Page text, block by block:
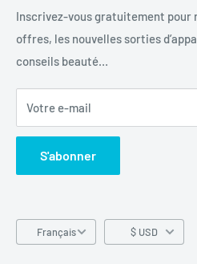
Suivre votre commande
Politique de confidentialité
Conditions d'utilisation
Inscrivez-vous gratuitement pour
offres, les nouvelles sorties
conseils beauté…
Votre e-mail
S'abonner
LangueFrançais $ USD